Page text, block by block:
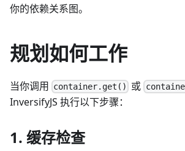
你的依赖关系图。
规划如何工作
当你调用 container.get() 或
InversifyJS 执行以下步骤：
1. 缓存检查